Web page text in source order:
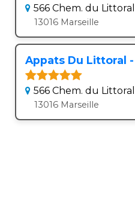
566 Chem. du Littoral
13016 Marseille
Appats Du Littoral
566 Chem. du Littoral
13016 Marseille